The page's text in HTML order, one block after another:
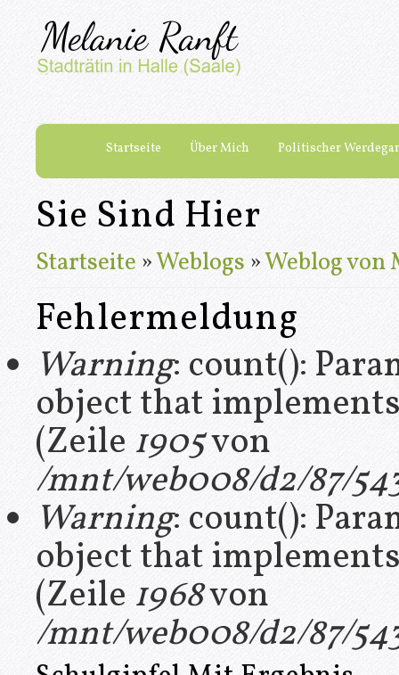
Startseite Über Mich Politischer
Sie Sind Hier
Startseite »Weblogs »Weblog von
Fehlermeldung
Warning: count():
object that
(Zeile 1905von
/mnt/web008/d2/87/
Warning: count():
object that
(Zeile 1968von
/mnt/web008/d2/87/